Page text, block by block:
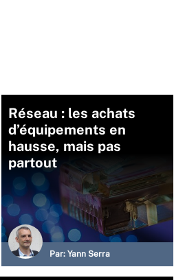
Réseau : les achats
d’équipements en
hausse, mais pas
partout
Par: Yann Serra